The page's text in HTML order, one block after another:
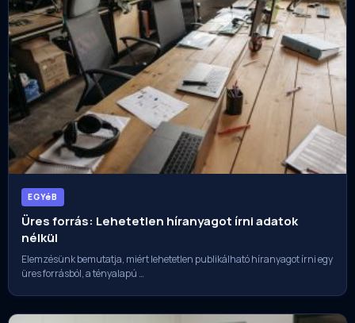
EGYéB
Üres forrás: Lehetetlen híranyagot írni adatok
nélkül
Elemzésünk bemutatja, miért lehetetlen publikálható híranyagot írni egy
üres forrásból, a tényalapú …